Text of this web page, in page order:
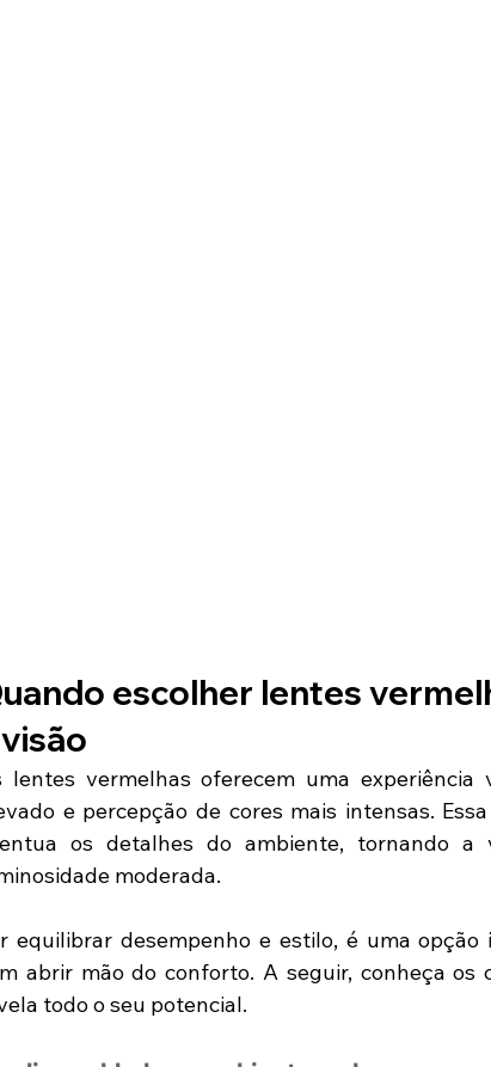
escolher lentes
lentes vermelhas oferecem uma
e percepção de cores mais intensas.
os detalhes do ambiente, tornando
moderada.
equilibrar desempenho e estilo, é uma
abrir mão do conforto. A seguir, conheça
todo o seu potencial.